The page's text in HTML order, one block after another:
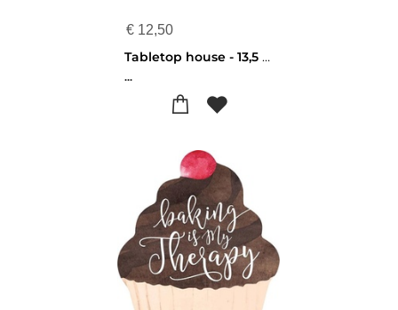
€ 12,50
Tabletop house - 13,5 x 15 cm - Home sweet home - 656200928035
...